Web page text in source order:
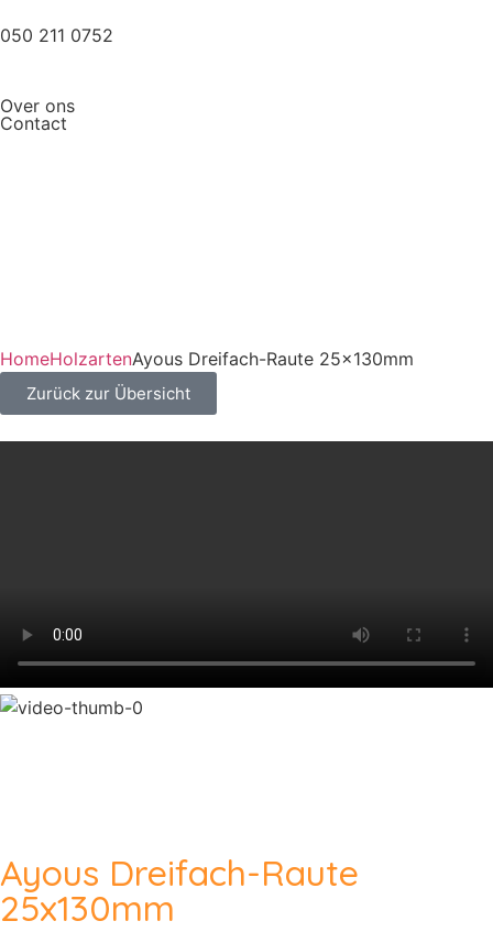
050 211 0752
Over ons
Contact
HomeHolzartenAyous Dreifach-Raute 25x130mm
Zurück zur Übersicht
Ayous Dreifach-Raute
25x130mm